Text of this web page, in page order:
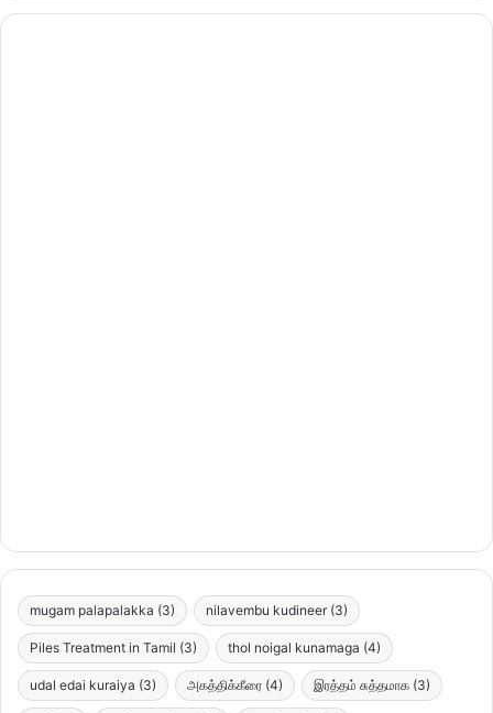
mugam palapalakka (3) nilavembu kudineer (3)
Piles Treatment in Tamil (3) thol noigal kunamaga (4)
udal edai kuraiya (3) அகத்திக்கீரை (4) இரத்தம் சுத்தமாக (3)